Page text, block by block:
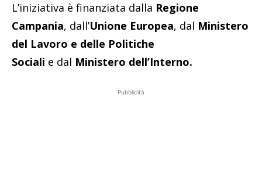
L’iniziativa è finanziata dalla Regione
Campania, dall’Unione Europea, dal Ministero
del Lavoro e delle Politiche
Sociali e dal Ministero dell’Interno.
Pubblicità